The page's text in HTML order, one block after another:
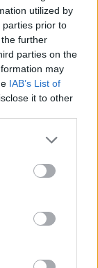
utilized by
parties prior to
further
parties on the
may
IAB’s List of
it to other
more Google
may click to
party tags to
below Google
a
és 14 év közötti
Motorsport
versenygokart-
országjáró
összesen